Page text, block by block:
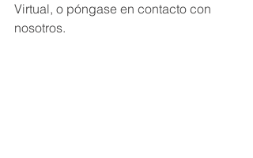
Virtual, o póngase en contacto con
nosotros.